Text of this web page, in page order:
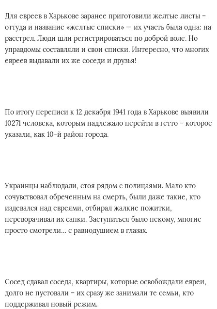
Для евреев в Харькове заранее приготовили желтые листы –
оттуда и название «желтые списки» — их участь была одна: на
расстрел. Люди шли регистрироваться по доброй воле. Но
управдомы составляли и свои списки. Интересно, что многих
евреев выдавали их же соседи и друзья!
По итогу переписи к 12 декабря 1941 года в Харькове выявили
10271 человека, которым надлежало перейти в гетто – которое
указали, как 10-й район города.
Украинцы наблюдали, стоя рядом с полицаями. Мало кто
сочувствовал обреченным на смерть, были даже такие, кто
издевался над евреями, отбирал жалкие пожитки,
переворачивал их санки. Заступиться было некому, многие
просто смотрели… с равнодушием в глазах.
Сосед сдавал соседа, квартиры, которые освобождали евреи,
долго не пустовали – их сразу же занимали те семьи, кто
поддерживал новый режим.